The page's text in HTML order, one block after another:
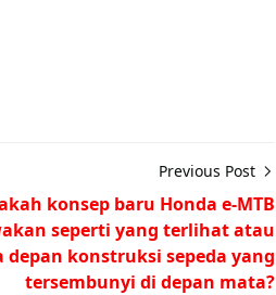
Previous Post
konsep baru Honda e-MTB
seperti yang terlihat atau
depan konstruksi sepeda yang
tersembunyi di depan mata?